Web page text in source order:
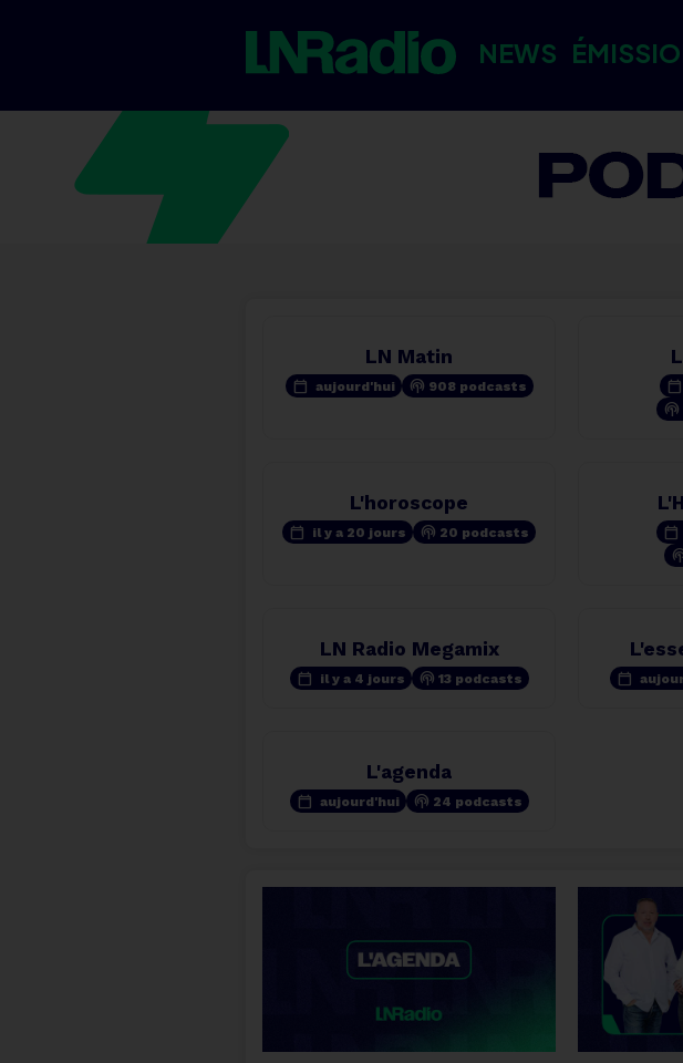
NEWS
LN Matin
calendar_today aujourd'hui podcasts 908 podcasts calendar_today
podcasts
L'horoscope
calendar_today il y a 20 jours podcasts 20 podcasts calendar_today
LN Radio Megamix
calendar_today il y a 4 jours podcasts 13 podcasts calendar_today
L'agenda
calendar_today aujourd'hui podcasts 24 podcasts